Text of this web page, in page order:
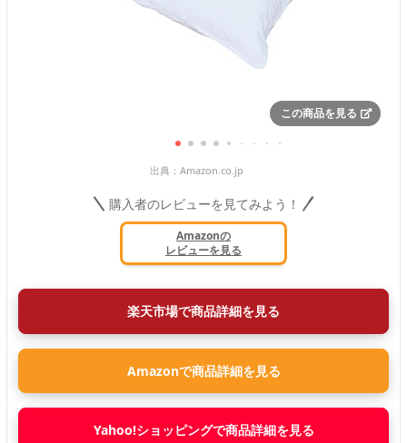
この商品を見る
出典： Amazon.co.jp
購入者のレビューを見てみよう！
Amazonの
レビューを見る
楽天市場で商品詳細を見る
Amazonで商品詳細を見る
Yahoo!ショッピングで商品詳細を見る